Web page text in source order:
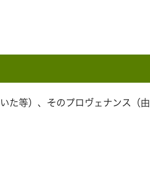
た等）、そのプロヴェナンス（由